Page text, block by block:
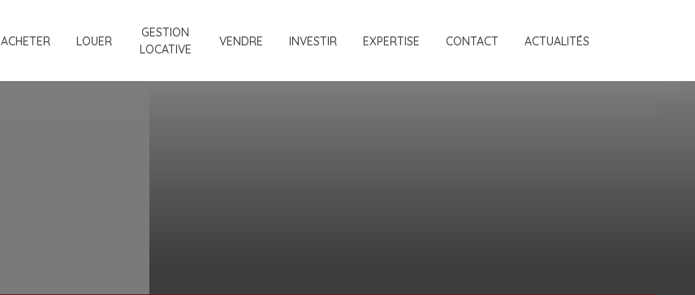
ACHETER LOUER
GESTION
LOCATIVE
VENDRE INVESTIR EXPERTISE CONTACT ACTUALITÉS